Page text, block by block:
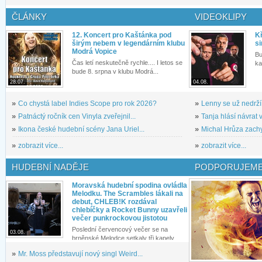
ČLÁNKY
28.07.
12. Koncert pro Kaštánka pod
širým nebem v legendárním klubu
Modrá Vopice
Čas letí neskutečně rychle.... I letos se
bude 8. srpna v klubu Modrá...
» Co chystá label Indies Scope pro rok 2026?
» Patnáctý ročník cen Vinyla zveřejnil...
» Ikona české hudební scény Jana Uriel...
» zobrazit více...
VIDEOKLIPY
04.08.
» Lenny se už
» Tanja hlásí návrat
» Michal Hrůza
» zobrazit více...
HUDEBNÍ NADĚJE
03.08.
Moravská hudební spodina ovládla
Melodku. The Scrambles lákali na
debut, CHLEB!K rozdával
chlebíčky a Rocket Bunny uzavřeli
večer punkrockovou jistotou
Poslední červencový večer se na
brněnské Melodce setkaly tři kapely...
» Mr. Moss představují nový singl Weird...